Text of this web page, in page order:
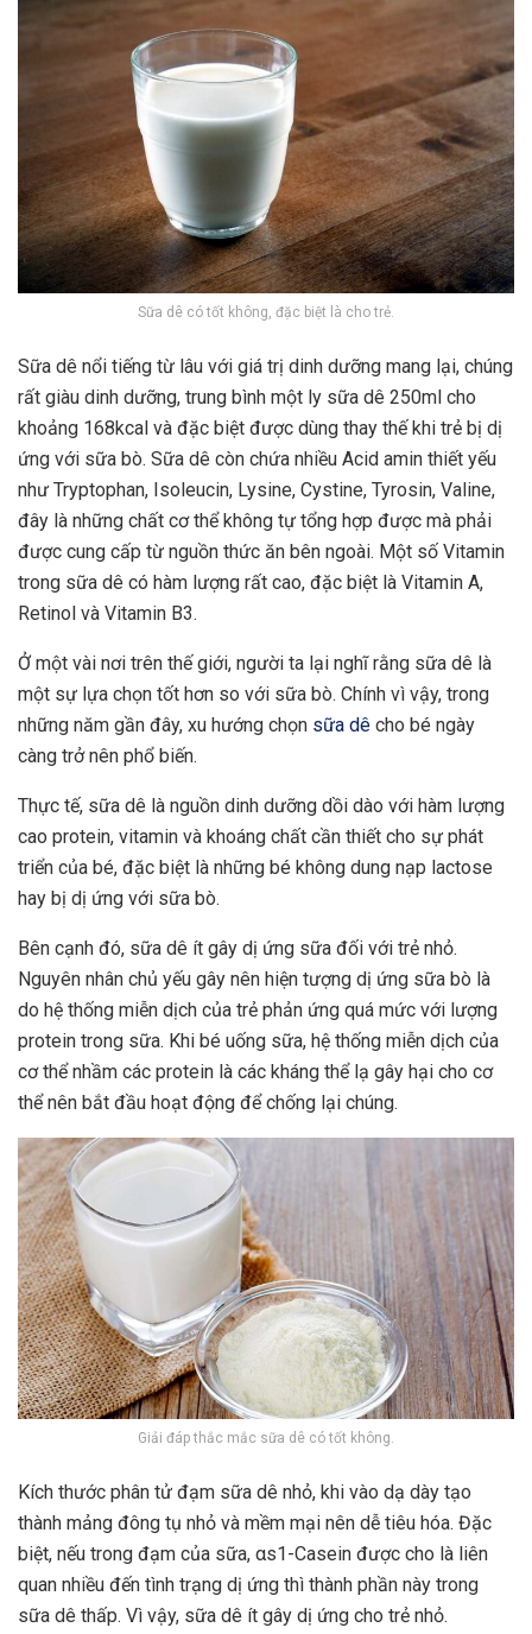
Sữa dê có tốt không, đặc biệt là cho trẻ.
Sữa dê nổi tiếng từ lâu với giá trị dinh dưỡng mang lại, chúng
rất giàu dinh dưỡng, trung bình một ly sữa dê 250ml cho
khoảng 168kcal và đặc biệt được dùng thay thế khi trẻ bị dị
ứng với sữa bò. Sữa dê còn chứa nhiều Acid amin thiết yếu
như Tryptophan, Isoleucin, Lysine, Cystine, Tyrosin, Valine,
đây là những chất cơ thể không tự tổng hợp được mà phải
được cung cấp từ nguồn thức ăn bên ngoài. Một số Vitamin
trong sữa dê có hàm lượng rất cao, đặc biệt là Vitamin A,
Retinol và Vitamin B3.
Ở một vài nơi trên thế giới, người ta lại nghĩ rằng sữa dê là
một sự lựa chọn tốt hơn so với sữa bò. Chính vì vậy, trong
những năm gần đây, xu hướng chọn sữa dê cho bé ngày
càng trở nên phổ biến.
Thực tế, sữa dê là nguồn dinh dưỡng dồi dào với hàm lượng
cao protein, vitamin và khoáng chất cần thiết cho sự phát
triển của bé, đặc biệt là những bé không dung nạp lactose
hay bị dị ứng với sữa bò.
Bên cạnh đó, sữa dê ít gây dị ứng sữa đối với trẻ nhỏ.
Nguyên nhân chủ yếu gây nên hiện tượng dị ứng sữa bò là
do hệ thống miễn dịch của trẻ phản ứng quá mức với lượng
protein trong sữa. Khi bé uống sữa, hệ thống miễn dịch của
cơ thể nhầm các protein là các kháng thể lạ gây hại cho cơ
thể nên bắt đầu hoạt động để chống lại chúng.
Giải đáp thắc mắc sữa dê có tốt không.
Kích thước phân tử đạm sữa dê nhỏ, khi vào dạ dày tạo
thành mảng đông tụ nhỏ và mềm mại nên dễ tiêu hóa. Đặc
biệt, nếu trong đạm của sữa, αs1-Casein được cho là liên
quan nhiều đến tình trạng dị ứng thì thành phần này trong
sữa dê thấp. Vì vậy, sữa dê ít gây dị ứng cho trẻ nhỏ.